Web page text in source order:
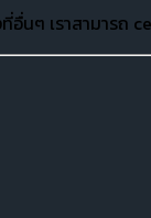
อื่นๆ เราสามารถ